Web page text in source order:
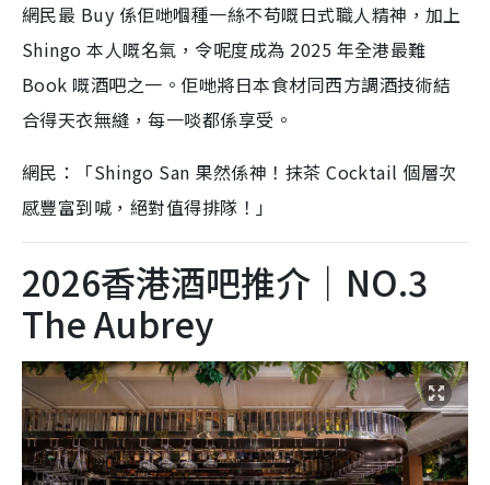
網民最 Buy 係佢哋嗰種一絲不苟嘅日式職人精神，加上
Shingo 本人嘅名氣，令呢度成為 2025 年全港最難
Book 嘅酒吧之一。佢哋將日本食材同西方調酒技術結
合得天衣無縫，每一啖都係享受。
網民：「Shingo San 果然係神！抹茶 Cocktail 個層次
感豐富到喊，絕對值得排隊！」
2026香港酒吧推介｜NO.3
The Aubrey